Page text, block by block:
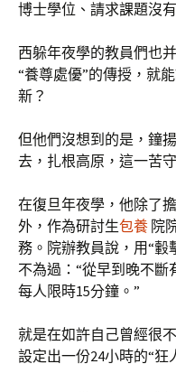
博士學位、請求課題沒
西躲年夜學的教員們也
“養尊處優”的傳授，就
新？
但他們沒想到的是，鐘
去，扎根高原，這一苦
在復旦年夜學，他除了
外，作為研討生包養 院
務。院辦教員說，用“轂
不為過：“從早到晚不斷
每人限時15分鐘。”
就是在如許自己曾經很
設定出一份24小時的“狂